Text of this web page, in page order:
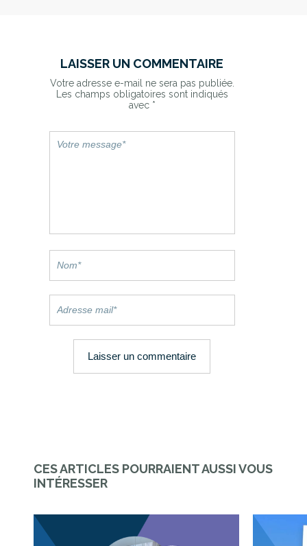
LAISSER UN COMMENTAIRE
Votre adresse e-mail ne sera pas publiée.
Les champs obligatoires sont indiqués
avec *
CES ARTICLES POURRAIENT AUSSI VOUS
INTÉRESSER